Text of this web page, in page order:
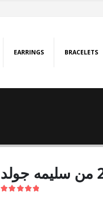
EARRINGS BRACELETS